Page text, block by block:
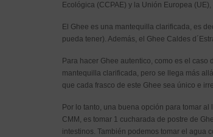
Ecológica (CCPAE) y la Unión Europea
El Ghee es una mantequilla clarificada, es
pueda tener). Además, el Ghee Caldes
Para hacer Ghee autentico, como es el
mantequilla clarificada, pero se llega más
que cada frasco de este Ghee sea único e
Por lo tanto, una buena opción para tomar
CMM, es tomar 1 cucharada de postre de
intestinos. También podemos tomar el agua